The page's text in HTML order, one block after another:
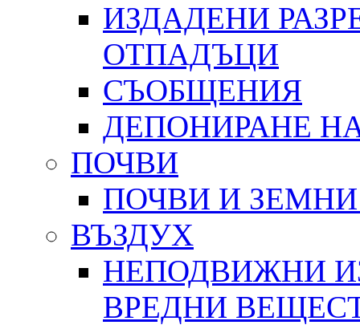
ИЗДАДЕНИ
ОТПАДЪЦИ
СЪОБЩЕНИЯ
ДЕПОНИРАНЕ
ПОЧВИ
ПОЧВИ И
ВЪЗДУХ
НЕПОДВИЖНИ
ВРЕДНИ